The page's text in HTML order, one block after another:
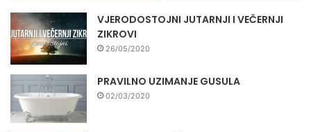
VJERODOSTOJNI JUTARNJI I VEČERNJI
ZIKROVI
26/05/2020
PRAVILNO UZIMANJE GUSULA
02/03/2020